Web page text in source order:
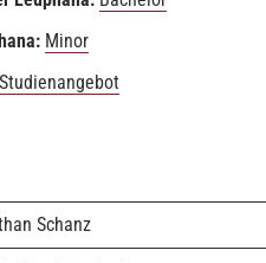
Minor
Studienangebot
Schanz